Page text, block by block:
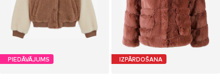
PIEDĀVĀJUMS IZPĀRDOŠANA